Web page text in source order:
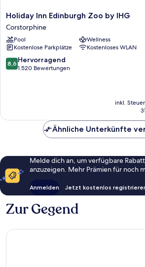
Holiday
Inn
Edinburgh
Zoo
by
IHG
Corstorphine
Holiday Inn Edinburgh Zoo by IHG
Corstorphine
Pool
Wellness
Kostenlose Parkplätze
Kostenloses WLAN
8.6
von
8,6 Hervorragend
1.520 Bewertungen
inkl.
Ähnliche Unterkünfte
Melde dich an, um verfügbare
anzuzeigen. Mehr Prämien für noch
Anmelden Jetzt kostenlos
Zur Gegend